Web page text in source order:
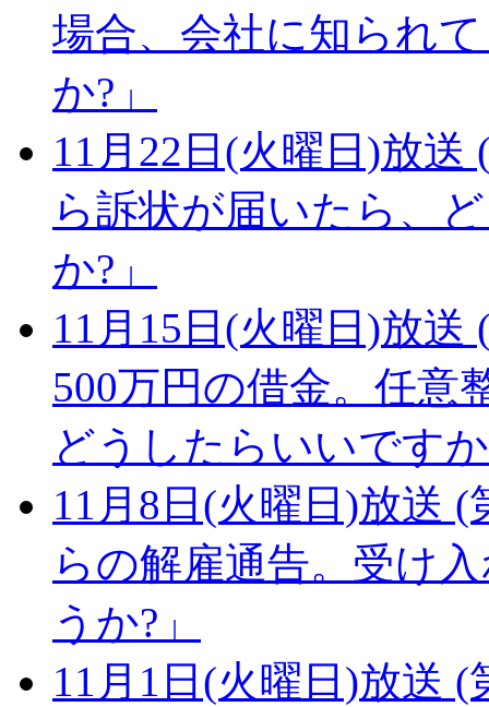
場合、会社に知られ
か?」
11月22日(火曜日)放送
ら訴状が届いたら、
か?」
11月15日(火曜日)放送
500万円の借金。任意
どうしたらいいです
11月8日(火曜日)放送 (
らの解雇通告。受け
うか?」
11月1日(火曜日)放送 (